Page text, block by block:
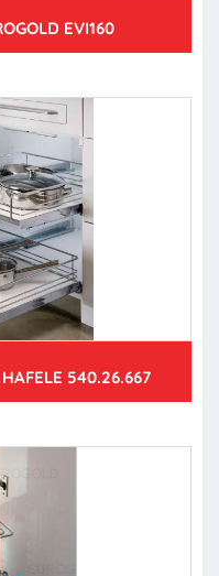
EVI160
540.26.667